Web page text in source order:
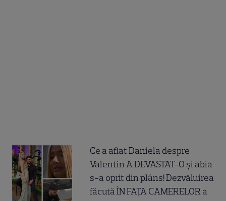
Ce a aflat Daniela despre
Valentin A DEVASTAT-O și abia
s-a oprit din plâns! Dezvăluirea
făcută ÎN FAȚA CAMERELOR a